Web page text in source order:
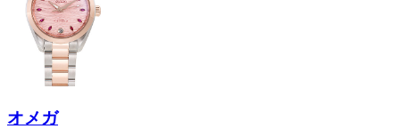
オメガ